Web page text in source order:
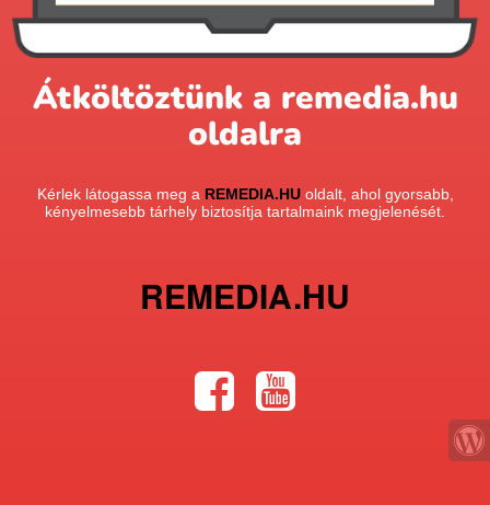
Átköltöztünk a remedia.hu
oldalra
Kérlek látogassa meg a REMEDIA.HUoldalt, ahol gyorsabb,
kényelmesebb tárhely biztosítja tartalmaink megjelenését.
REMEDIA.HU